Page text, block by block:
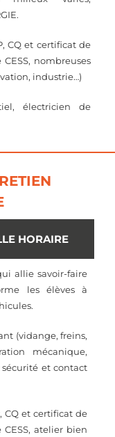
CQ et certificat de
nombreuses
industrie…)
électricien de
HORAIRE
allie savoir-faire
les élèves à
(vidange, freins,
mécanique,
et contact
CQ et certificat de
atelier bien